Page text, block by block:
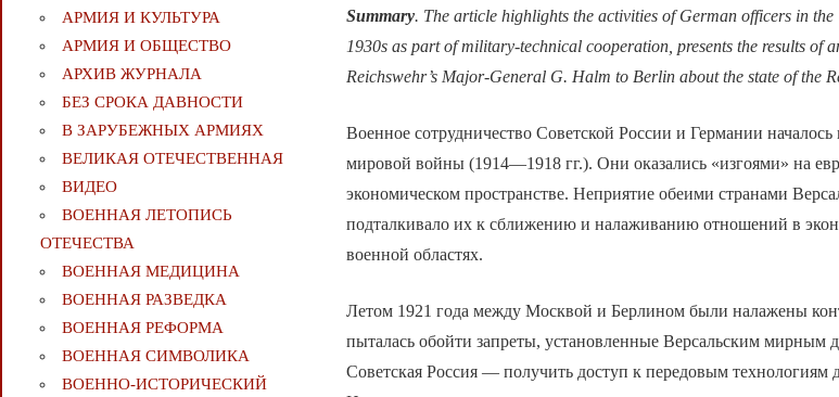
Summary. The article highlights the activities of German officers in
1930s as part of military-technical cooperation, presents the results of
Reichswehr’s Major-General G. Halm to Berlin about the state of the
Военное сотрудничество Советской России и Германии
мировой войны (1914—1918 гг.). Они оказались «изгоями» на
экономическом пространстве. Неприятие обеими странами
подталкивало их к сближению и налаживанию отношений в
военной областях.
Летом 1921 года между Москвой и Берлином были налажены
пыталась обойти запреты, установленные Версальским мирным
Советская Россия — получить доступ к передовым
АРМИЯ И КУЛЬТУРА
АРМИЯ И ОБЩЕСТВО
АРХИВ ЖУРНАЛА
БЕЗ СРОКА ДАВНОСТИ
В ЗАРУБЕЖНЫХ АРМИЯХ
ВЕЛИКАЯ ОТЕЧЕСТВЕННАЯ
ВИДЕО
ВОЕННАЯ ЛЕТОПИСЬ
ОТЕЧЕСТВА
ВОЕННАЯ МЕДИЦИНА
ВОЕННАЯ РАЗВЕДКА
ВОЕННАЯ РЕФОРМА
ВОЕННАЯ СИМВОЛИКА
ВОЕННО-ИСТОРИЧЕСКИЙ